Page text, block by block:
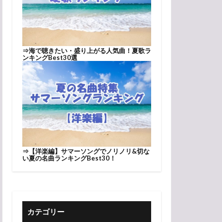
⇒海で聴きたい・盛り上がる人気曲！夏歌ラ
ンキングBest30選
⇒ 【洋楽編】サマーソングでノリノリ&切な
い夏の名曲ランキングBest30！
カテゴリー